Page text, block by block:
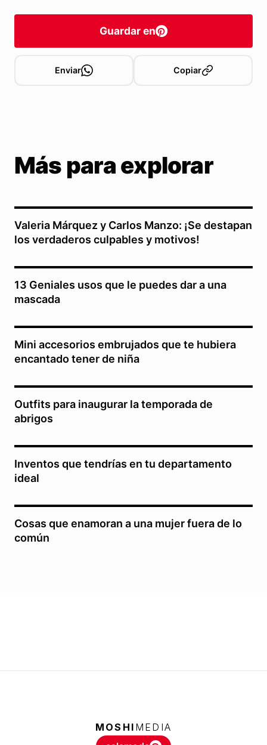
Guardar en
Enviar Copiar
Más para explorar
Valeria Márquez y Carlos Manzo: ¡Se destapan
los verdaderos culpables y motivos!
13 Geniales usos que le puedes dar a una
mascada
Mini accesorios embrujados que te hubiera
encantado tener de niña
Outfits para inaugurar la temporada de
abrigos
Inventos que tendrías en tu departamento
ideal
Cosas que enamoran a una mujer fuera de lo
común
MOSHI MEDIA